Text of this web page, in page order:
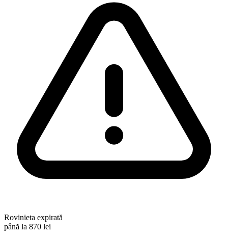
Rovinieta expirată
până la 870 lei